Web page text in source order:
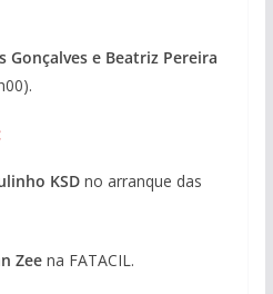
Gonçalves e Beatriz Pereira
KSDno arranque das
Zee na FATACIL.